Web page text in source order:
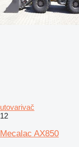
utovarivač
12
Mecalac AX850